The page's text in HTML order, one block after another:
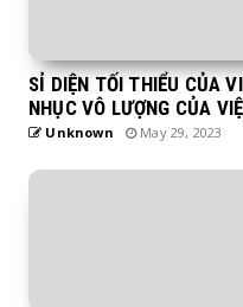
SỈ DIỆN TỐI THIỂU CỦA
NHỤC VÔ LƯỢNG CỦA
Unknown May 29, 2023